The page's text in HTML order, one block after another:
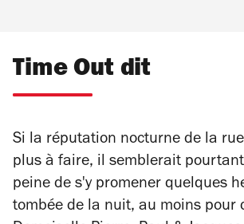
Time Out dit
Si la réputation nocturne de la
plus à faire, il semblerait
peine de s'y promener quelques
tombée de la nuit, au moins pour